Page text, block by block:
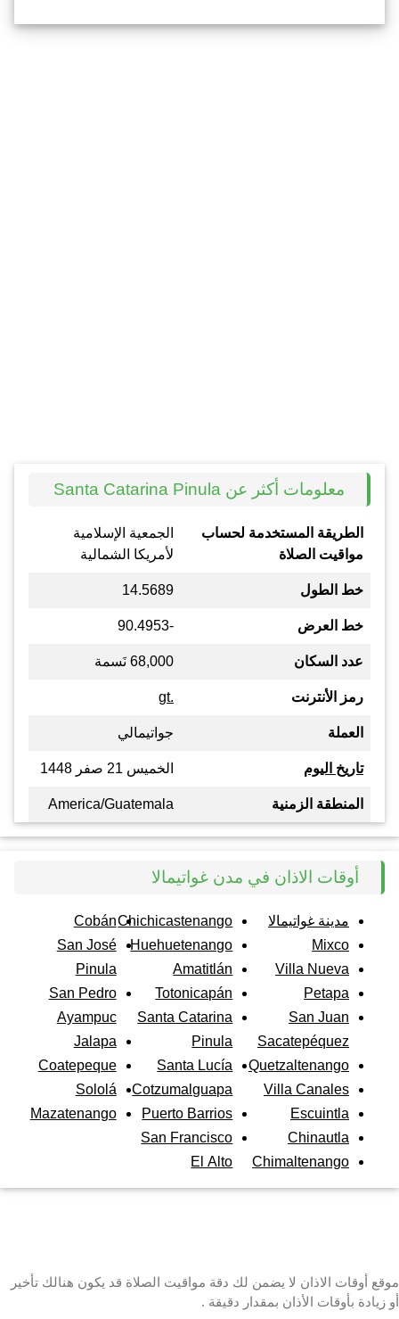
معلومات أكثر عن Santa Catarina Pinula
الطريقة المستخدمة لحساب
مواقيت الصلاة
الجمعية الإسلامية
لأمريكا الشمالية
خط الطول 14.5689
خط العرض -90.4953
عدد السكان 68,000 نَسمة
رمز الأنترنت .gt
العملة جواتيمالي
تاريخ اليوم الخميس 21 صفر 1448
المنطقة الزمنية America/Guatemala
أوقات الاذان في مدن غواتيمالا
مدينة غواتيمالا
Mixco
Villa Nueva
Petapa
San Juan
Sacatepéquez
Quetzaltenango
Villa Canales
Escuintla
Chinautla
Chimaltenango
Chichicastenango
Huehuetenango
Amatitlán
Totonicapán
Santa Catarina
Pinula
Santa Lucía
Cotzumalguapa
Puerto Barrios
San Francisco
El Alto
Cobán
San José
Pinula
San Pedro
Ayampuc
Jalapa
Coatepeque
Sololá
Mazatenango
موقع أوقات الاذان لا يضمن لك دقة مواقيت الصلاة قد يكون هنالك تأخير
أو زيادة بأوقات الأذان بمقدار دقيقة .